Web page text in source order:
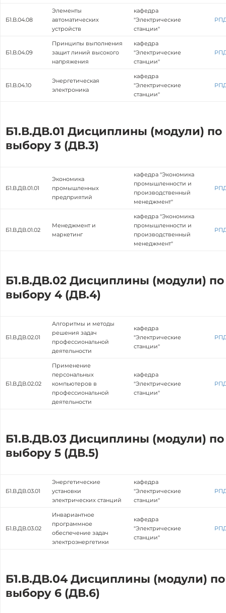
Б1.В.04.08
Элементы
автоматических
устройств
кафедра
"Электрические
станции"
Б1.В.04.09
Принципы выполнения
защит линий высокого
напряжения
кафедра
"Электрические
станции"
Б1.В.04.10
Энергетическая
электроника
кафедра
"Электрические
станции"
Б1.В.ДВ.01 Дисциплины (модули) по
выбору 3 (ДВ.3)
Б1.В.ДВ.01.01
Экономика
промышленных
предприятий
кафедра "Экономика
промышленности и
производственный
менеджмент"
Б1.В.ДВ.01.02
Менеджмент и
маркетинг
кафедра "Экономика
промышленности и
производственный
менеджмент"
Б1.В.ДВ.02 Дисциплины (модули) по
выбору 4 (ДВ.4)
Б1.В.ДВ.02.01
Алгоритмы и методы
решения задач
профессиональной
деятельности
кафедра
"Электрические
станции"
Б1.В.ДВ.02.02
Применение
персональных
компьютеров в
профессиональной
деятельности
кафедра
"Электрические
станции"
Б1.В.ДВ.03 Дисциплины (модули) по
выбору 5 (ДВ.5)
Б1.В.ДВ.03.01
Энергетические
установки
электрических станций
кафедра
"Электрические
станции"
Б1.В.ДВ.03.02
Инвариантное
программное
обеспечение задач
электроэнергетики
кафедра
"Электрические
станции"
Б1.В.ДВ.04 Дисциплины (модули) по
выбору 6 (ДВ.6)